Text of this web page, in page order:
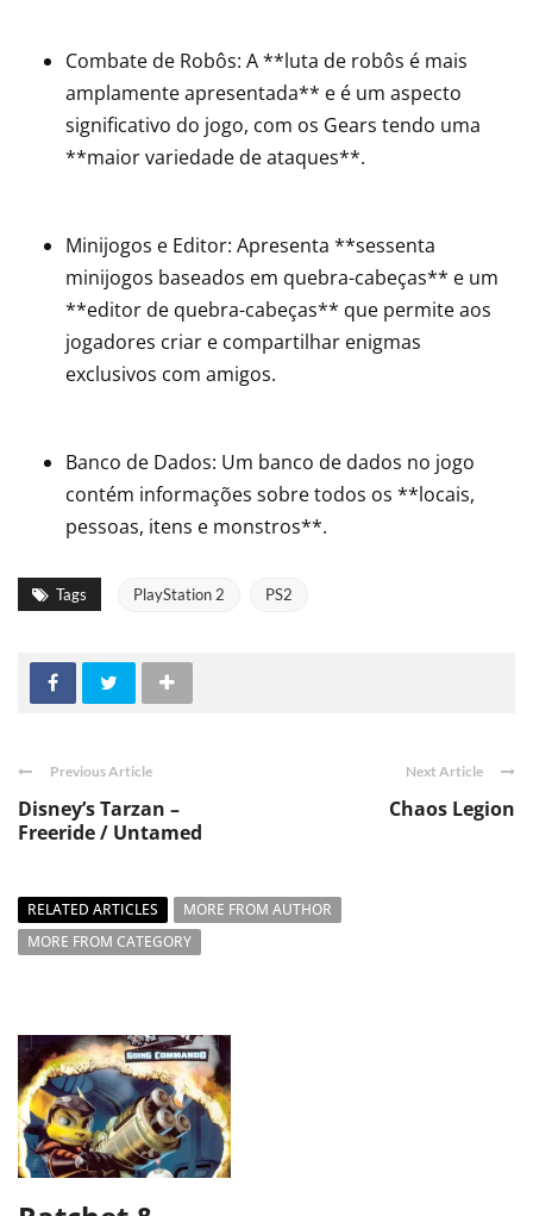
Combate de Robôs: A **luta de robôs é mais
amplamente apresentada** e é um aspecto
significativo do jogo, com os Gears tendo uma
**maior variedade de ataques**.
Minijogos e Editor: Apresenta **sessenta
minijogos baseados em quebra-cabeças** e um
**editor de quebra-cabeças** que permite aos
jogadores criar e compartilhar enigmas
exclusivos com amigos.
Banco de Dados: Um banco de dados no jogo
contém informações sobre todos os **locais,
pessoas, itens e monstros**.
Tags PlayStation 2 PS2
Previous Article
Disney’s Tarzan –
Freeride / Untamed
Next Article
Chaos Legion
RELATED ARTICLES
MORE FROM AUTHOR
MORE FROM CATEGORY